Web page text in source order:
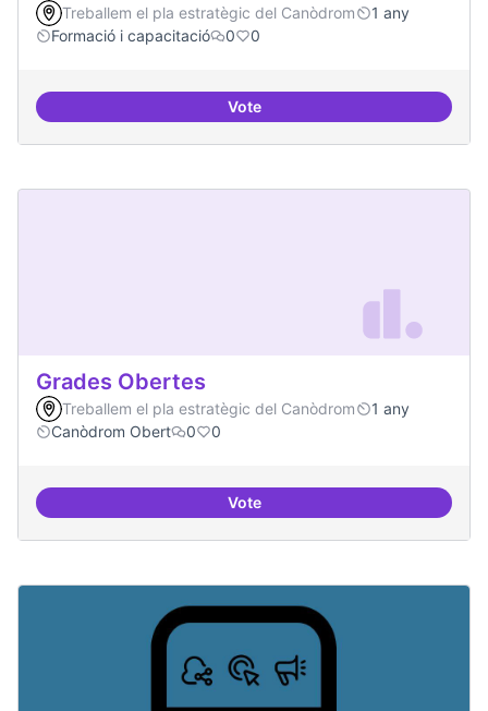
Treballem el pla estratègic del Canòdrom
1 any
Formació i capacitació
0 0
VoteCol·laboració amb Torre
Grades Obertes
Treballem el pla estratègic del Canòdrom
1 any
Canòdrom Obert
0 0
VoteGrades Obertes